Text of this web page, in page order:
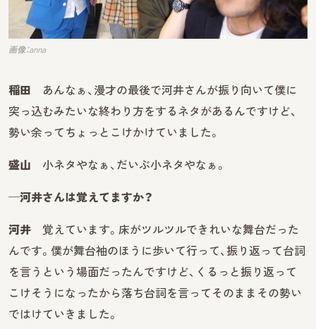
画像：anna
稲田 あんなぁ、漫才の最後で河井さんが振り向いて僕に
突っ込むみたいな終わり方をするネタがあるんですけど、
勢い余ってちょっとこけかけていました。
盛山 小ネタやなぁ、だいぶ小ネタやなぁ。
─河井さんは覚えてますか？
河井 覚えています。床がツルツルできれいな舞台だった
んです。僕が舞台袖のほうに歩いて行って、振り返って台詞
を言うという場面だったんですけど、くるっと振り返って
こけそうになったから落ち台詞を言ってそのままその勢い
ではけていきました。